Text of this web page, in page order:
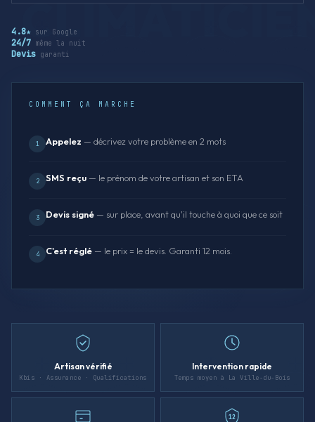
4.8★ sur Google
24/7 même la nuit
Devis garanti
COMMENT ÇA MARCHE
1 Appelez — décrivez votre problème en 2 mots
2 SMS reçu — le prénom de votre artisan et son ETA
3 Devis signé — sur place, avant qu'il touche à quoi que ce soit
4 C'est réglé — le prix = le devis. Garanti 12 mois.
Artisan vérifié
Kbis · Assurance · Qualifications
Intervention rapide
Temps moyen à La Ville-du-Bois
12